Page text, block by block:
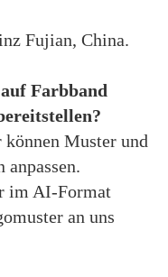
Fujian, China.
Farbband
können Muster und
anpassen.
im AI-Format
an uns